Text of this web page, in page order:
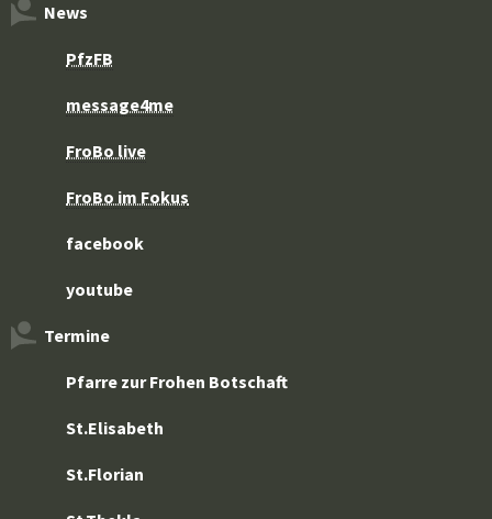
News
PfzFB
message4me
FroBo live
FroBo im Fokus
facebook
youtube
Termine
Pfarre zur Frohen Botschaft
St.Elisabeth
St.Florian